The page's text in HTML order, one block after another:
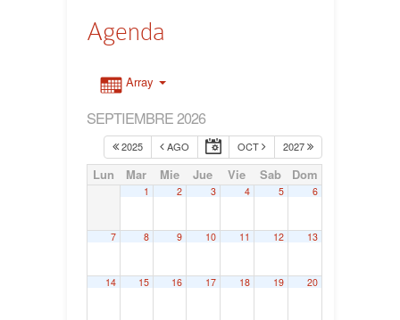
Agenda
Array
SEPTIEMBRE 2026
2025 AGO OCT 2027
Lun Mar Mie Jue Vie Sab Dom
1 2 3 4 5 6
7 8 9 10 11 12 13
14 15 16 17 18 19 20